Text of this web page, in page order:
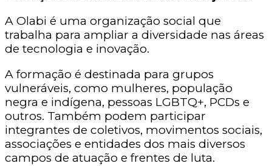
A Olabi é uma organização social que
trabalha para ampliar a diversidade nas áreas
de tecnologia e inovação.
A formação é destinada para grupos
vulneráveis, como mulheres, população
negra e indígena, pessoas LGBTQ+, PCDs e
outros. Também podem participar
integrantes de coletivos, movimentos sociais,
associações e entidades dos mais diversos
campos de atuação e frentes de luta.